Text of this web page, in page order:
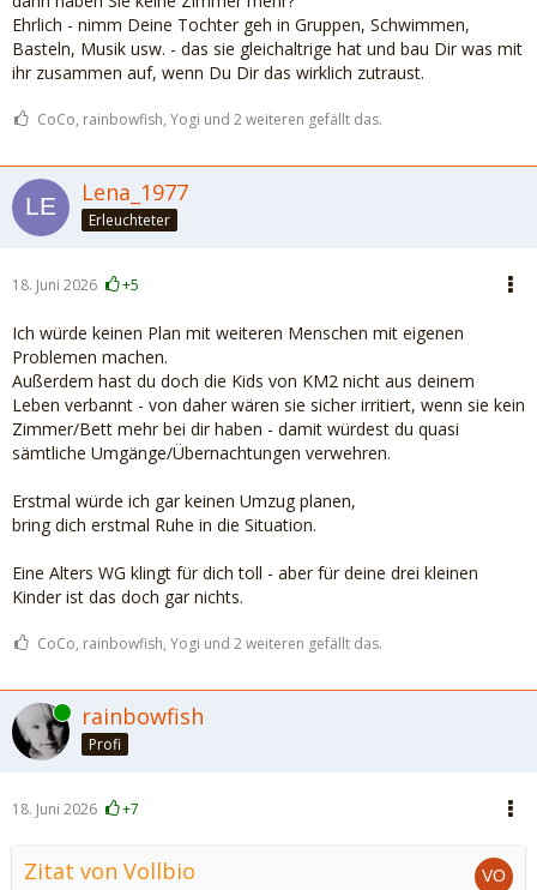
Ehrlich - nimm Deine Tochter geh in Gruppen, Schwimmen,
Basteln, Musik usw. - das sie gleichaltrige hat und bau Dir was mit
ihr zusammen auf, wenn Du Dir das wirklich zutraust.
CoCo, rainbowfish, Yogi und 2 weiteren gefällt das.
Lena_1977
Erleuchteter
18. Juni 2026 +5
Ich würde keinen Plan mit weiteren Menschen mit eigenen
Problemen machen.
Außerdem hast du doch die Kids von KM2 nicht aus deinem
Leben verbannt - von daher wären sie sicher irritiert, wenn sie kein
Zimmer/Bett mehr bei dir haben - damit würdest du quasi
sämtliche Umgänge/Übernachtungen verwehren.
Erstmal würde ich gar keinen Umzug planen,
bring dich erstmal Ruhe in die Situation.
Eine Alters WG klingt für dich toll - aber für deine drei kleinen
Kinder ist das doch gar nichts.
CoCo, rainbowfish, Yogi und 2 weiteren gefällt das.
Online rainbowfish
Profi
18. Juni 2026 +7
Zitat von Vollbio